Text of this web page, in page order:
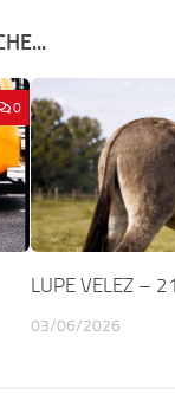
0
LUPE VELEZ –
03/06/2026